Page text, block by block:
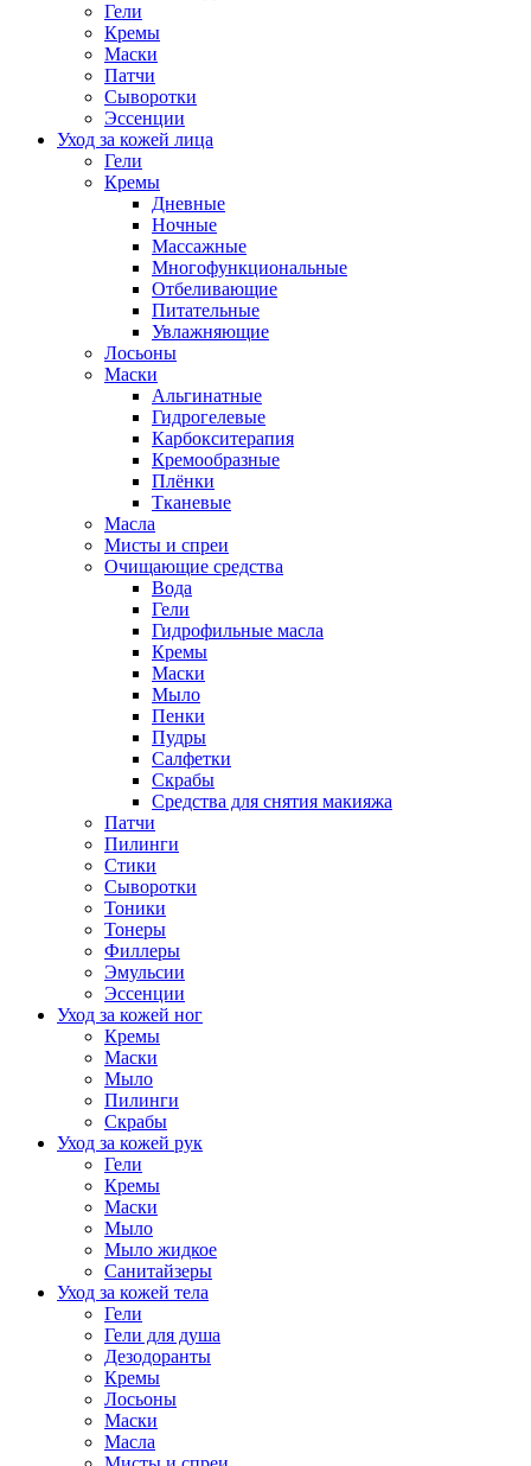
Гели
Кремы
Маски
Патчи
Сыворотки
Эссенции
Уход за кожей лица
Гели
Кремы
Дневные
Ночные
Массажные
Многофункциональные
Отбеливающие
Питательные
Увлажняющие
Лосьоны
Маски
Альгинатные
Гидрогелевые
Карбокситерапия
Кремообразные
Плёнки
Тканевые
Масла
Мисты и спреи
Очищающие средства
Вода
Гели
Гидрофильные масла
Кремы
Маски
Мыло
Пенки
Пудры
Салфетки
Скрабы
Средства для снятия макияжа
Патчи
Пилинги
Стики
Сыворотки
Тоники
Тонеры
Филлеры
Эмульсии
Эссенции
Уход за кожей ног
Кремы
Маски
Мыло
Пилинги
Скрабы
Уход за кожей рук
Гели
Кремы
Маски
Мыло
Мыло жидкое
Санитайзеры
Уход за кожей тела
Гели
Гели для душа
Дезодоранты
Кремы
Лосьоны
Маски
Масла